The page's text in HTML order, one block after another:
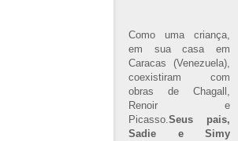
Como uma criança,
em sua casa em
Caracas (Venezuela),
coexistiram com
obras de Chagall,
Renoir e
Picasso.Seus pais,
Sadie e Simy